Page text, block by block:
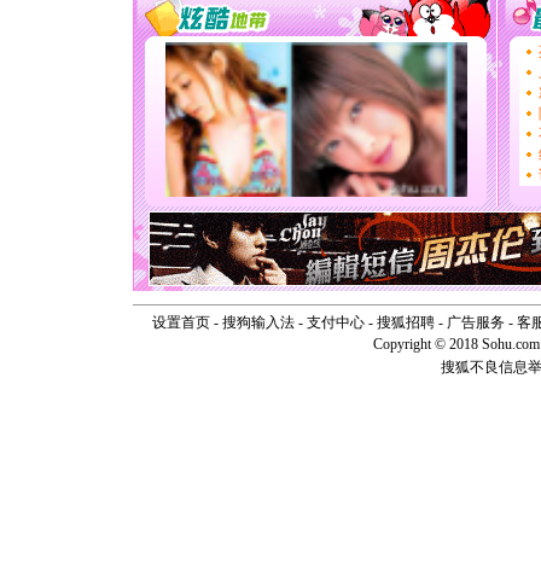
道一声平
[春节]传
片叶子
送你一
[圣诞节]
你太多
要平安
[圣诞节]
能正大
天都要快
[圣诞节]
如意,快
[元旦]看
断电。爱
[元旦]
如
起；二是
离。水晶
[元旦]当
设置首页- 搜狗输入法- 支付中心- 搜狐招聘- 广告服务- 客
Copyright © 2018
搜狐不良信息